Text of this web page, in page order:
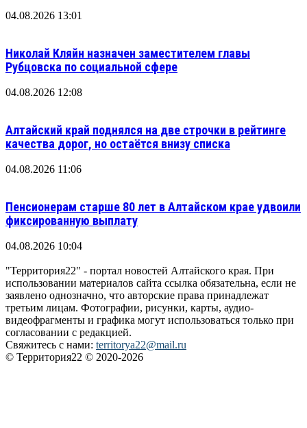
04.08.2026 13:01
Николай Кляйн назначен заместителем главы
Рубцовска по социальной сфере
04.08.2026 12:08
Алтайский край поднялся на две строчки в рейтинге
качества дорог, но остаётся внизу списка
04.08.2026 11:06
Пенсионерам старше 80 лет в Алтайском крае удвоили
фиксированную выплату
04.08.2026 10:04
"Территория22" - портал новостей Алтайского края. При
использовании материалов сайта ссылка обязательна, если не
заявлено однозначно, что авторские права принадлежат
третьим лицам. Фотографии, рисунки, карты, аудио-
видеофрагменты и графика могут использоваться только при
согласовании с редакцией.
Свяжитесь с нами: territorya22@mail.ru
© Территория22 © 2020-2026